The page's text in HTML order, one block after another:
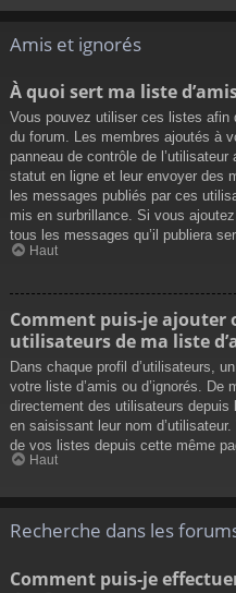
Amis et ignorés
À quoi sert ma liste
Vous pouvez utiliser ces listes afin
du forum. Les membres ajoutés à
panneau de contrôle de
statut en ligne et leur envoyer des
les messages publiés par ces
mis en surbrillance. Si vous
tous les messages qu’il publiera
Haut
Comment puis-je ajouter
utilisateurs de ma liste
Dans chaque profil d’utilisateurs,
votre liste d’amis ou d’ignorés. De
directement des utilisateurs depuis
en saisissant leur nom
de vos listes depuis cette même
Haut
Recherche dans les
Comment puis-je